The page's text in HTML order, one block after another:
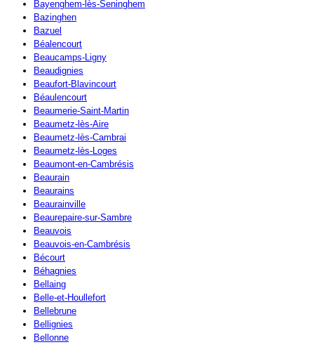
Bayenghem-lès-Seninghem
Bazinghen
Bazuel
Béalencourt
Beaucamps-Ligny
Beaudignies
Beaufort-Blavincourt
Béaulencourt
Beaumerie-Saint-Martin
Beaumetz-lès-Aire
Beaumetz-lès-Cambrai
Beaumetz-lès-Loges
Beaumont-en-Cambrésis
Beaurain
Beaurains
Beaurainville
Beaurepaire-sur-Sambre
Beauvois
Beauvois-en-Cambrésis
Bécourt
Béhagnies
Bellaing
Belle-et-Houllefort
Bellebrune
Bellignies
Bellonne